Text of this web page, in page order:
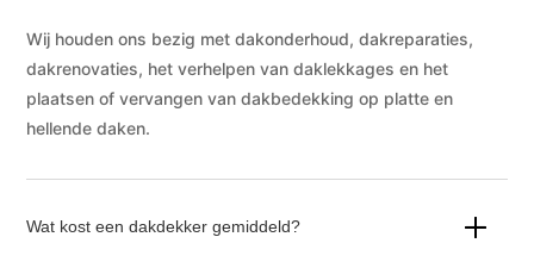
Wij houden ons bezig met dakonderhoud, dakreparaties,
dakrenovaties, het verhelpen van daklekkages en het
plaatsen of vervangen van dakbedekking op platte en
hellende daken.
Wat kost een dakdekker gemiddeld?